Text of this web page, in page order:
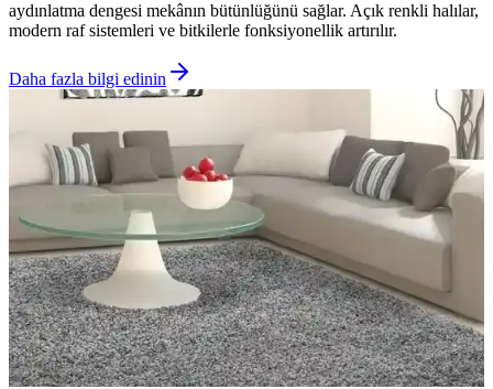
aydınlatma dengesi mekânın bütünlüğünü sağlar. Açık renkli halılar,
modern raf sistemleri ve bitkilerle fonksiyonellik artırılır.
Daha fazla bilgi edinin